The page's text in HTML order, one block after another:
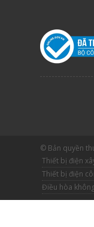
© Bản quyền
Thiết bị điện
Thiết bị điện
Điều hòa